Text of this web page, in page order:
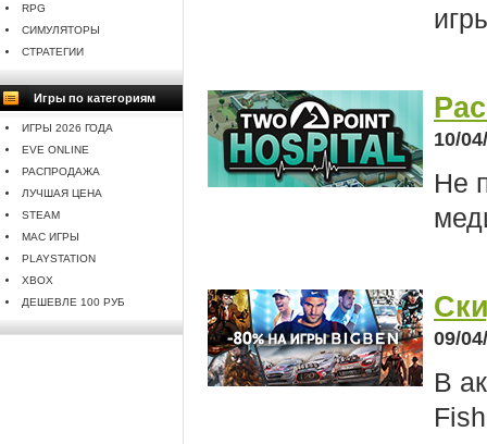
RPG
СИМУЛЯТОРЫ
СТРАТЕГИИ
Игры по категориям
ИГРЫ 2026 ГОДА
EVE ONLINE
РАСПРОДАЖА
ЛУЧШАЯ ЦЕНА
STEAM
MAC ИГРЫ
PLAYSTATION
XBOX
ДЕШЕВЛЕ 100 РУБ
10/
Не
09/
В